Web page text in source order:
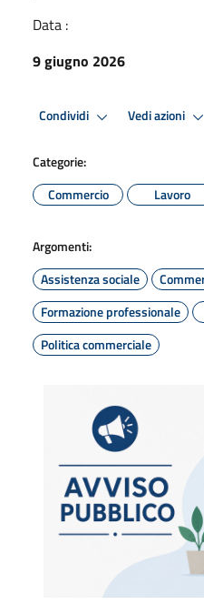
Data :
9 giugno 2026
Condividi Vedi azioni
Categorie:
Commercio
Lavoro
Argomenti:
Assistenza sociale
Formazione professionale
Politica commerciale